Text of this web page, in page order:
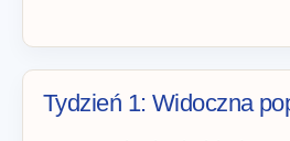
Tydzień 1: Widoczna